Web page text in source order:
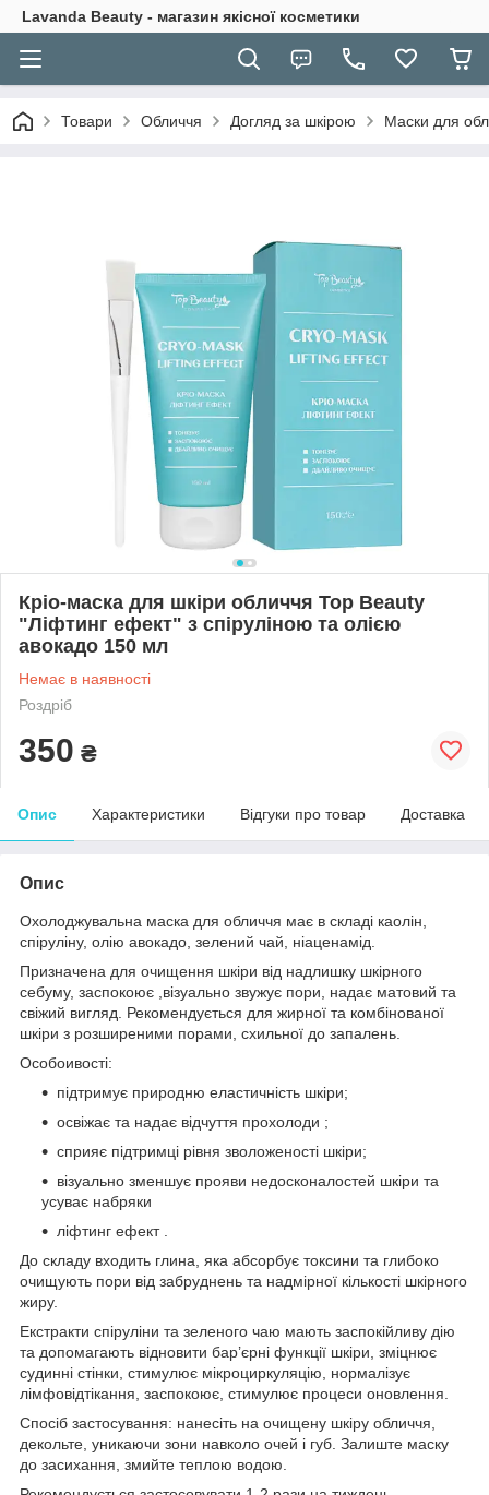
Lavanda Beauty - магазин якісної косметики
Товари Обличчя Догляд за шкірою Маски для
Кріо-маска для шкіри обличчя Top Beauty
"Ліфтинг ефект" з спіруліною та олією
авокадо 150 мл
Немає в наявності
Роздріб
350 ₴
Опис Характеристики Відгуки про товар Доставка
Опис
Охолоджувальна маска для обличчя має в складі каолін,
спіруліну, олію авокадо, зелений чай, ніаценамід.
Призначена для очищення шкіри від надлишку шкірного
себуму, заспокоює ,візуально звужує пори, надає матовий та
свіжий вигляд. Рекомендується для жирної та комбінованої
шкіри з розширеними порами, схильної до запалень.
Особоивості:
підтримує природню еластичність шкіри;
освіжає та надає відчуття прохолоди ;
сприяє підтримці рівня зволоженості шкіри;
візуально зменшує прояви недосконалостей шкіри та
усуває набряки
ліфтинг ефект .
До складу входить глина, яка абсорбує токсини та глибоко
очищують пори від забруднень та надмірної кількості шкірного
жиру.
Екстракти спіруліни та зеленого чаю мають заспокійливу дію
та допомагають відновити бар’єрні функції шкіри, зміцнює
судинні стінки, стимулює мікроциркуляцію, нормалізує
лімфовідтікання, заспокоює, стимулює процеси оновлення.
Спосіб застосування: нанесіть на очищену шкіру обличчя,
декольте, уникаючи зони навколо очей і губ. Залиште маску
до засихання, змийте теплою водою.